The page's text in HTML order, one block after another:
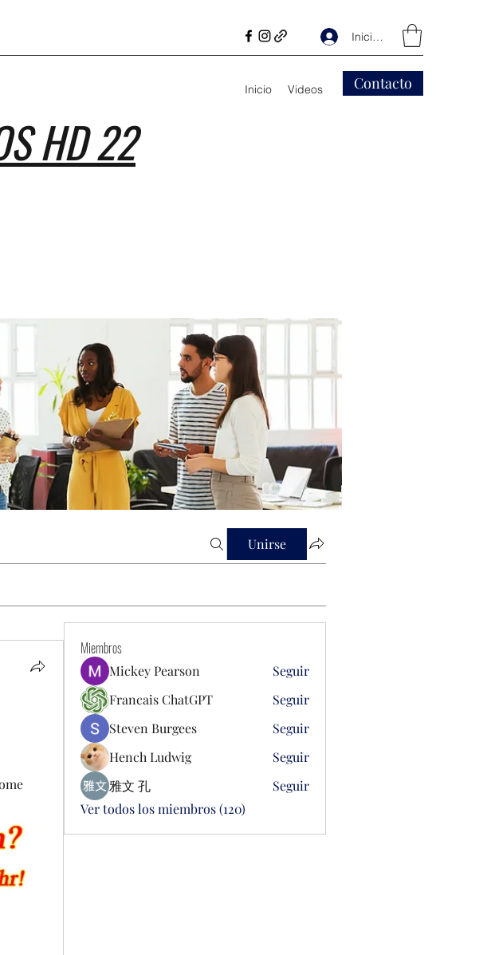
Iniciar sesión
Inicio Videos Contacto
HD 22
Unirse
Miembros
Mickey Pearson
Seguir
Francais ChatGPT
Seguir
Steven Burgees
Seguir
Hench Ludwig
Seguir
雅文 孔
Seguir
Ver todos los miembros (120)